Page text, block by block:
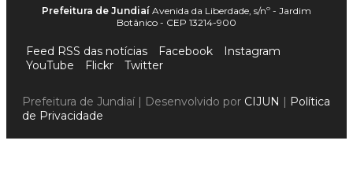
Prefeitura de Jundiaí Avenida da Liberdade, s/nº - Jardim
Botânico - CEP 13214-900
Feed RSS das notícias Facebook
Instagram
YouTube
Flickr Twitter
Prefeitura de Jundiaí | Desenvolvido por CIJUN | Política
de Privacidade